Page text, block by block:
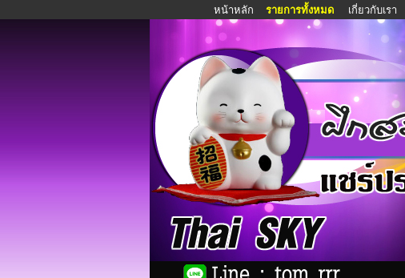
หน้าหลัก รายการทั้งหมด เกี่ยวกับเรา